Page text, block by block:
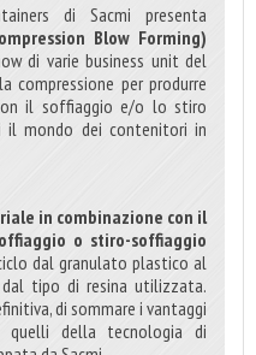
di Sacmi presenta
Blow Forming)
di varie business unit del
compressione per produrre
il soffiaggio e/o lo stiro
il mondo dei contenitori in
in combinazione con il
o stiro-soffiaggio
dal granulato plastico al
tipo di resina utilizzata.
di sommare i vantaggi
quelli della tecnologia di